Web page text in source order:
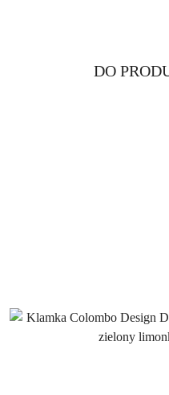
Pomiń karuzelęProdukty
DO